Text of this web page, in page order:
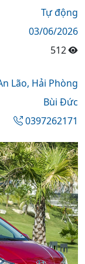
Tự động
03/06/2026
512
Lão, Hải Phòng
Bùi Đức
0397262171